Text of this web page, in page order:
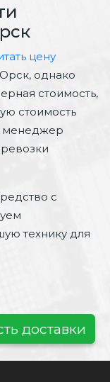
цену
однако
стоимость,
стоимость
менеджер
с
технику для
доставки